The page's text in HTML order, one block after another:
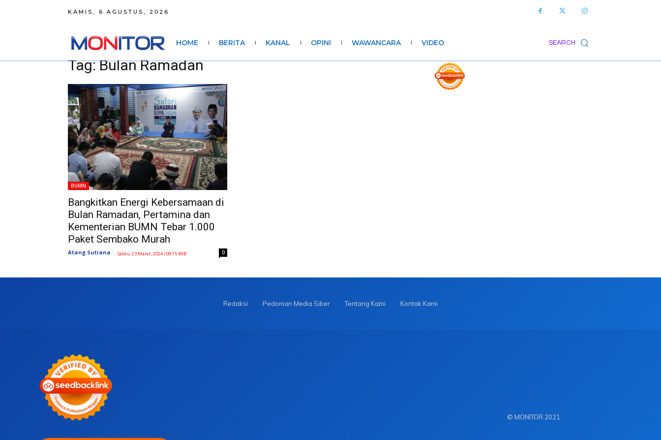
KAMIS, 6 AGUSTUS, 2026
SEARCH
HOME BERITA KANAL OPINI WAWANCARA VIDEO
Tag: Bulan Ramadan
BUMN
Bangkitkan Energi Kebersamaan di
Bulan Ramadan, Pertamina dan
Kementerian BUMN Tebar 1.000
Paket Sembako Murah
Atang Sutiana - Sabtu, 23 Maret, 2024 / 09:15 WIB 0
Redaksi Pedoman Media Siber Tentang Kami Kontak Kami
© MONITOR 2021